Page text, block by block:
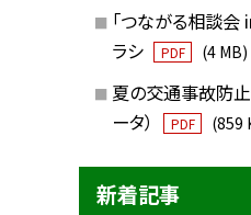
「つながる相談会
ラシ
PDF (4 MB)
夏の交通事故防
ータ）
PDF (859
新着記事